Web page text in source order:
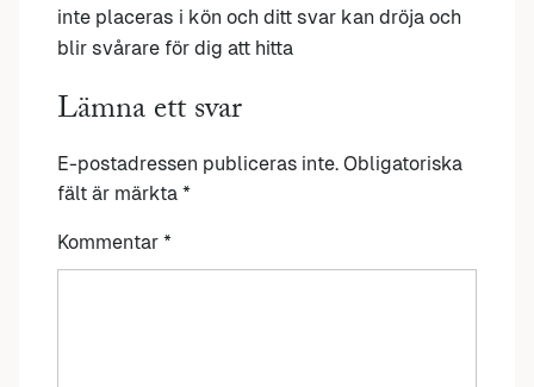
inte placeras i kön och ditt svar kan dröja och
blir svårare för dig att hitta
Lämna ett svar
E-postadressen publiceras inte. Obligatoriska
fält är märkta *
Kommentar *